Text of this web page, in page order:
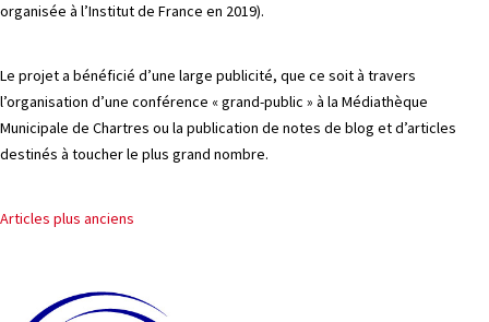
organisée à l’Institut de France en 2019).
Le projet a bénéficié d’une large publicité, que ce soit à travers
l’organisation d’une conférence « grand-public » à la Médiathèque
Municipale de Chartres ou la publication de notes de blog et d’articles
destinés à toucher le plus grand nombre.
Navigation
articles
Articles plus anciens